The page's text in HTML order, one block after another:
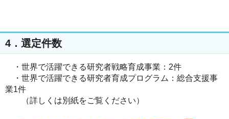
4．選定件数
・世界で活躍できる研究者戦略育成事業：2件
・世界で活躍できる研究者育成プログラム：総合支援事
業1件
（詳しくは別紙をご覧ください）